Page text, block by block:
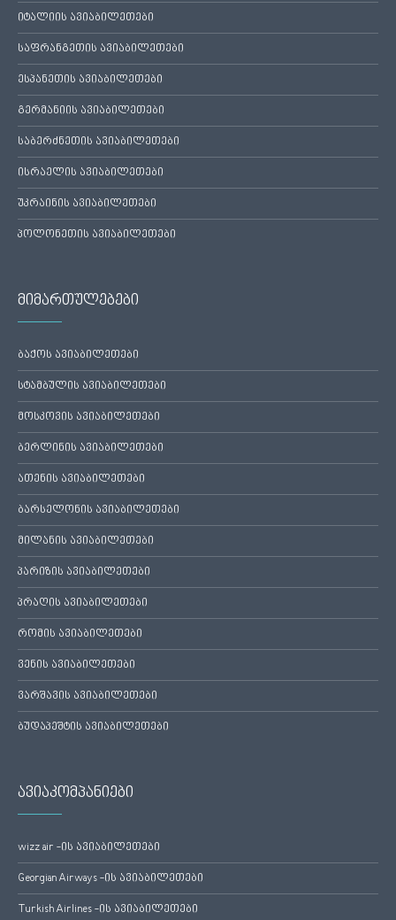
იტალიის ავიაბილეთები
საფრანგეთის ავიაბილეთები
ესპანეთის ავიაბილეთები
გერმანიის ავიაბილეთები
საბერძნეთის ავიაბილეთები
ისრაელის ავიაბილეთები
უკრაინის ავიაბილეთები
პოლონეთის ავიაბილეთები
მიმართულებები
ბაქოს ავიაბილეთები
სტამბულის ავიაბილეთები
მოსკოვის ავიაბილეთები
ბერლინის ავიაბილეთები
ათენის ავიაბილეთები
ბარსელონის ავიაბილეთები
მილანის ავიაბილეთები
პარიზის ავიაბილეთები
პრაღის ავიაბილეთები
რომის ავიაბილეთები
ვენის ავიაბილეთები
ვარშავის ავიაბილეთები
ბუდაპეშტის ავიაბილეთები
ავიაკომპანიები
wizz air -ის ავიაბილეთები
Georgian Airways -ის ავიაბილეთები
Turkish Airlines -ის ავიაბილეთები